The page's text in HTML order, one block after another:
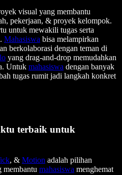
visual yang membantu
pekerjaan, & proyek kelompok.
untuk mewakili tugas serta
Mahasiswa bisa melampirkan
berkolaborasi dengan teman di
yang drag-and-drop memudahkan
Untuk mahasiswa dengan banyak
tugas rumit jadi langkah konkret
terbaik untuk
, & Motion adalah pilihan
membantu mahasiswa menghemat